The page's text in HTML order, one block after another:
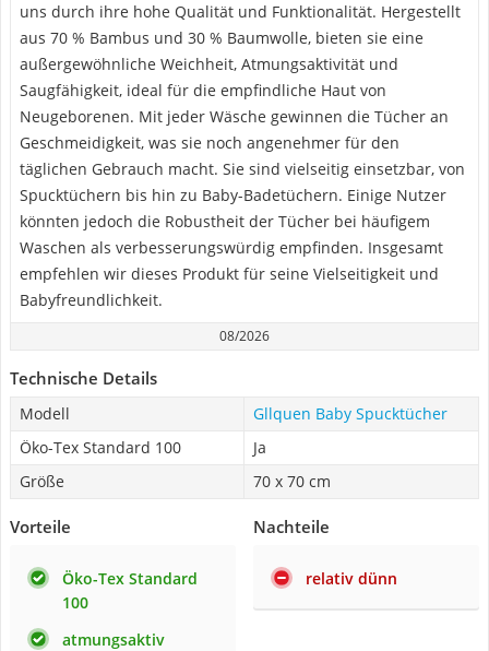
uns durch ihre hohe Qualität und Funktionalität. Hergestellt
aus 70 % Bambus und 30 % Baumwolle, bieten sie eine
außergewöhnliche Weichheit, Atmungsaktivität und
Saugfähigkeit, ideal für die empfindliche Haut von
Neugeborenen. Mit jeder Wäsche gewinnen die Tücher an
Geschmeidigkeit, was sie noch angenehmer für den
täglichen Gebrauch macht. Sie sind vielseitig einsetzbar, von
Spucktüchern bis hin zu Baby-Badetüchern. Einige Nutzer
könnten jedoch die Robustheit der Tücher bei häufigem
Waschen als verbesserungswürdig empfinden. Insgesamt
empfehlen wir dieses Produkt für seine Vielseitigkeit und
Babyfreundlichkeit.
08/2026
Technische Details
Modell
Gllquen Baby Spucktücher
Öko-Tex Standard 100
Ja
Größe
70 x 70 cm
Vorteile
Öko-Tex Standard
100
atmungsaktiv
Nachteile
relativ dünn